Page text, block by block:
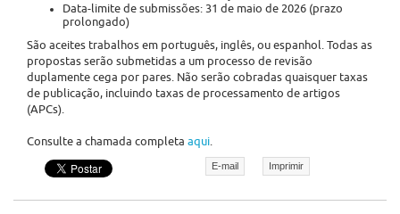
Data-limite de submissões: 31 de maio de 2026 (prazo
prolongado)
São aceites trabalhos em português, inglês, ou espanhol. Todas as
propostas serão submetidas a um processo de revisão
duplamente cega por pares. Não serão cobradas quaisquer taxas
de publicação, incluindo taxas de processamento de artigos
(APCs).
Consulte a chamada completa aqui
E-mail Imprimir